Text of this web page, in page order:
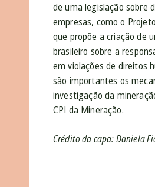
de uma legislação sobre
empresas, como o
que propõe a criação de
brasileiro sobre a
em violações de direitos
são importantes os
investigação da
CPI da Mineração.
Crédito da capa: Daniela